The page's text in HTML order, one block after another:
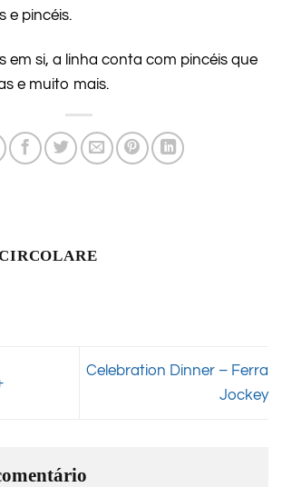
e pincéis.
em si, a linha conta com pincéis que
e muito mais.
Celebration Dinner – Ferra
Jockey